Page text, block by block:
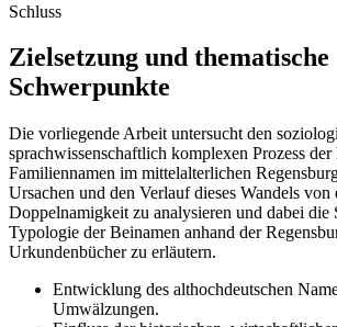
Schluss
Zielsetzung und thematische
Schwerpunkte
Die vorliegende Arbeit untersucht den
sprachwissenschaftlich komplexen Prozess
Familiennamen im mittelalterlichen
Ursachen und den Verlauf dieses Wandels
Doppelnamigkeit zu analysieren und dabei die
Typologie der Beinamen anhand der
Urkundenbücher zu erläutern.
Entwicklung des althochdeutschen
Umwälzungen.